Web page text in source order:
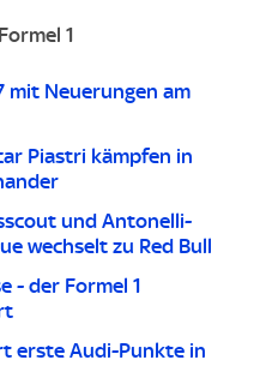
1
mit Neuerungen am
Piastri kämpfen in
und Antonelli-
wechselt zu Red Bull
- der Formel 1
erste Audi-Punkte in